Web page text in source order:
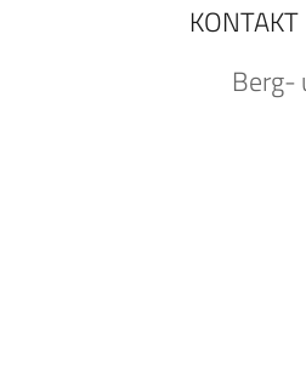
KONTAKT
Berg-